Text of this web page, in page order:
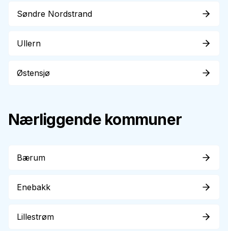
Søndre Nordstrand
Ullern
Østensjø
Nærliggende kommuner
Bærum
Enebakk
Lillestrøm